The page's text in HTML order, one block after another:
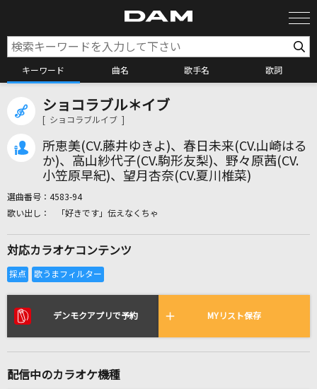
キーワード 曲名 歌手名 歌詞
カラオケ検索
カラオケ店舗検索
全国りれき
FREAK SHOW
[生音]未来予想図Ⅱ
ショコラブル＊イブ
[ ショコラブルイブ ]
所恵美(CV.藤井ゆきよ)、春日未来(CV.山崎はる
か)、高山紗代子(CV.駒形友梨)、野々原茜(CV.
小笠原早紀)、望月杏奈(CV.夏川椎菜)
選曲番号： 4583-94
「好きです」伝えなくちゃ
対応カラオケコンテンツ
デンモクアプリで予約 MYリスト保存
配信中のカラオケ機種